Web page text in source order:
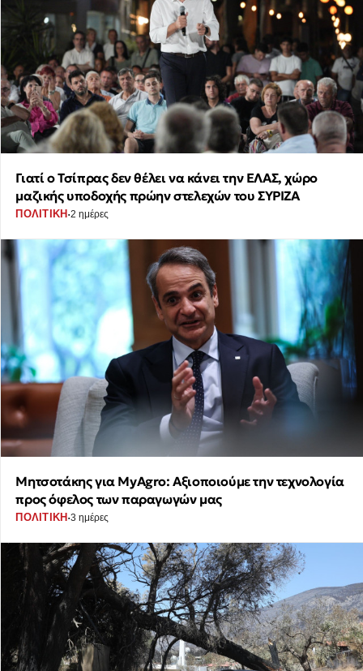
Γιατί ο Τσίπρας δεν θέλει να κάνει την ΕΛΑΣ, χώρο
μαζικής υποδοχής πρώην στελεχών του ΣΥΡΙΖΑ
ΠΟΛΙΤΙΚΗ ·2 ημέρες
Μητσοτάκης για MyAgro: Αξιοποιούμε την τεχνολογία
προς όφελος των παραγωγών μας
ΠΟΛΙΤΙΚΗ ·3 ημέρες